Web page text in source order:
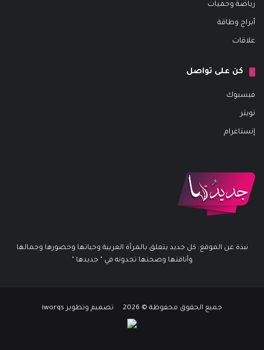
رياضة وحميات
أبراج وطاقة
علاقات
كن على تواصل
فيسبوك
تويتر
إنستاغرام
نبذة عن الموقع: كل جديد يتعلق بالمرأة العربية وحياتها وحضورها وجمالها
وأناقتها وصحتها تجدونه في " جديدها "
جميع الحقوق محفوظة © 2026 تصميم وتطوير iworqs